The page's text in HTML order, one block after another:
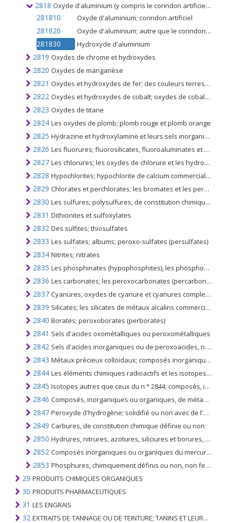
2818 Oxyde d'aluminium (y compris le corindon artificiel); hydroxyde d'aluminium
281810 Oxyde d'aluminium; corindon artificiel
281820 Oxyde d'aluminium; autre que le corindon artificiel
281830 Hydroxyde d'aluminium
2819 Oxydes de chrome et hydroxydes
2820 Oxydes de manganèse
2821 Oxydes et hydroxydes de fer; des couleurs terrestres contenant 70% ou plus en poids de fer combiné évalué en Fe2o3
2822 Oxydes et hydroxydes de cobalt; oxydes de cobalt commerciaux
2823 Oxydes de titane
2824 Les oxydes de plomb; plomb rouge et plomb orange
2825 Hydrazine et hydroxylamine et leurs sels inorganiques; d'autres bases inorganiques; autres oxydes, hydroxydes et peroxydes de métaux
2826 Les fluorures; fluorosilicates, fluoroaluminates et autres sels de fluor complexes
2827 Les chlorures; les oxydes de chlorure et les hydroxydes de chlorure; les bromures et les oxydes de bromure; iodures et oxydes d'iodure
2828 Hypochlorites; hypochlorite de calcium commercial; les chlorites; hypobromites
2829 Chlorates et perchlorates; les bromates et les perbromates; iodates et periodates
2830 Les sulfures; polysulfures, de constitution chimique définie ou non
2831 Dithionites et sulfoxylates
2832 Des sulfites; thiosulfates
2833 Les sulfates; albums; peroxo-sulfates (persulfates)
2834 Nitrites; nitrates
2835 Les phosphinates (hypophosphites), les phosphonates (phosphites) et les phosphates; et polyphosphates, de constitution chimique définie ou non
2836 Les carbonates; les peroxocarbonates (percarbonates); carbonate d'ammonium commercial contenant du carbamate d'ammonium
2837 Cyanures, oxydes de cyanure et cyanures complexes
2839 Silicates; les silicates de métaux alcalins commerciaux
2840 Borates; peroxoborates (perborates)
2841 Sels d'acides oxométalliques ou peroxométalliques
2842 Sels d'acides inorganiques ou de peroxoacides, n.c.a. y compris les aluminosilicates, même de constitution chimique définie, mais à l'exclusion des azides
2843 Métaux précieux colloïdaux; composés inorganiques ou organiques de métaux précieux, de constitution chimique définie ou non; amalgames de métaux précieux
2844 Les éléments chimiques radioactifs et les isotopes radioactifs (y compris les éléments chimiques fissiles ou fertiles et les isotopes); et leurs composés; mélanges et résidus contenant ces produits
2845 Isotopes autres que ceux du n ° 2844; composés, inorganiques ou organiques, de ces isotopes, de constitution chimique définie ou non
2846 Composés, inorganiques ou organiques, de métaux des terres rares; d'yttrium ou de scandium ou de mélanges de ces métaux
2847 Peroxyde d'hydrogène; solidifié ou non avec de l'urée
2849 Carbures, de constitution chimique définie ou non
2850 Hydrures, nitrures, azotures, siliciures et borures, de constitution chimique définie ou non, autres que les composés qui constituent également des carbures du n °. 2849
2852 Composés inorganiques ou organiques du mercure, à l'exclusion des amalgames, de constitution chimique définie ou non
2853 Phosphures, chimiquement définis ou non, non ferrophosphorés; autres composés inorganiques n.c.a. (y compris l'eau de conductivité distillée et l'eau de pureté similaire); air liquide, gaz rares enlevés ou non; air comprimé; amalgames, non amalgames de métaux précieux
29 PRODUITS CHIMIQUES ORGANIQUES
30 PRODUITS PHARMACEUTIQUES
31 LES ENGRAIS
32 EXTRAITS DE TANNAGE OU DE TEINTURE; TANINS ET LEURS DERIVES; COLORANTS, PIGMENTS ET AUTRES MATIERES COLORANTES; PEINTURES, VERNIS; MASTIC, AUTRES MASTIQUES; ENCRES